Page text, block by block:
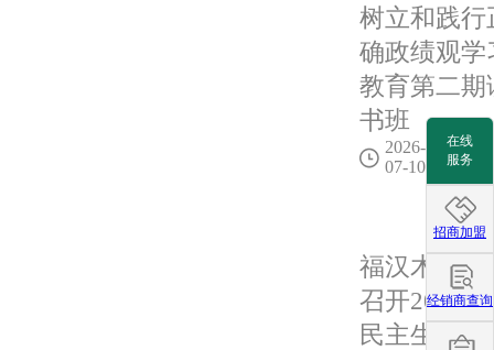
树立和践行
确政绩观学
教育第二期
书班
2026-
07-10
福汉木业党
召开2025
民主生活会
在线
服务
招商加盟
经销商查询